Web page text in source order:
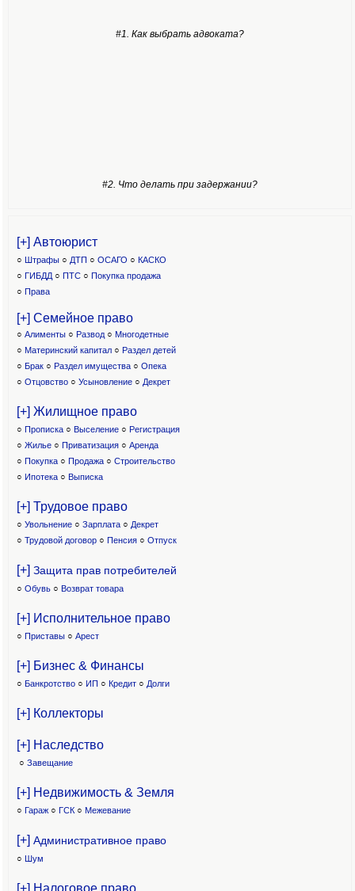
#1. Как выбрать адвоката?
#2. Что делать при задержании?
[+] Автоюрист
○ Штрафы ○ ДТП ○ ОСАГО ○ КАСКО
○ ГИБДД ○ ПТС ○ Покупка продажа
○ Права
[+] Семейное право
○ Алименты ○ Развод ○ Многодетные
○ Материнский капитал○ Раздел детей
○ Брак ○ Раздел имущества ○ Опека
○ Отцовство○ Усыновление ○ Декрет
[+] Жилищное право
○ Прописка ○ Выселение ○ Регистрация
○ Жилье ○ Приватизация ○ Аренда
○ Покупка ○ Продажа ○ Строительство
○ Ипотека ○ Выписка
[+] Трудовое право
○ Увольнение ○ Зарплата ○ Декрет
○ Трудовой договор ○ Пенсия ○ Отпуск
[+] Защита прав потребителей
○ Обувь ○ Возврат товара
[+] Исполнительное право
○ Приставы ○ Арест
[+] Бизнес & Финансы
○ Банкротство ○ ИП ○ Кредит ○ Долги
[+] Коллекторы
[+] Наследство
○ Завещание
[+] Недвижимость & Земля
○ Гараж ○ ГСК ○ Межевание
[+] Административное право
○ Шум